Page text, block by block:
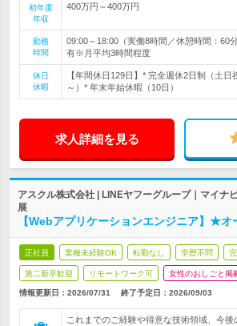
初年度
年収
400万円～400万円
勤務
時間
09:00～18:00（実働8時間／休憩時間：60
有※月平均3時間程度
休日
休暇
【年間休日129日】* 完全週休2日制（土日
～）* 年末年始休暇（10日）
求人詳細を見る
アスクル株式会社 | LINEヤフーグループ｜マイナ
展
【Webアプリケーションエンジニア】★オ
正社員 業種未経験OK 転勤なし 学歴不問
第二新卒歓迎 リモートワーク可 女性のおしごと掲
情報更新日：2026/07/31 終了予定日： 2026/09/03
これまでのご経験や得意な技術領域、今